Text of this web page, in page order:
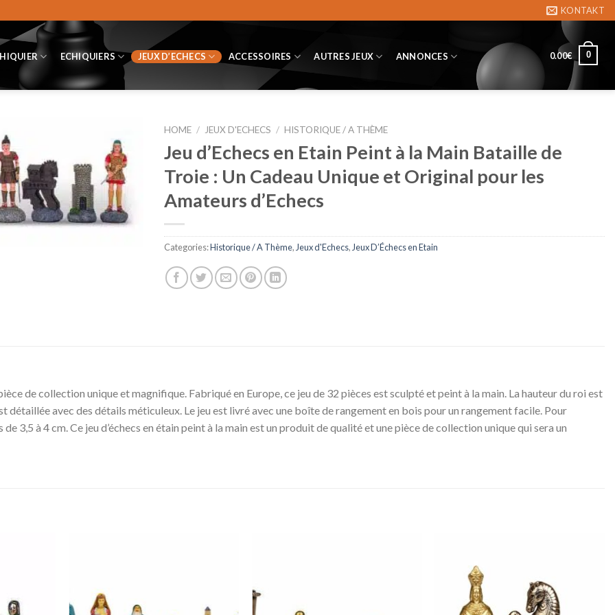
KONTAKT
ECHIQUIERS JEUX D’ECHECS ACCESSOIRES AUTRES JEUX ANNONCES 0.00€ 0
HOME / JEUX D'ECHECS / HISTORIQUE / A THÈME
Jeu d’Echecs en Etain Peint à la Main Bataille de
Troie : Un Cadeau Unique et Original pour les
Amateurs d’Echecs
Categories:Historique / A Thème, Jeux d'Echecs, Jeux D’Échecs en Etain
de collection unique et magnifique. Fabriqué en Europe, ce jeu de 32 pièces est sculpté et peint à la main. La hauteur du roi est
détaillée avec des détails méticuleux. Le jeu est livré avec une boîte de rangement en bois pour un rangement facile. Pour
3,5 à 4 cm. Ce jeu d’échecs en étain peint à la main est un produit de qualité et une pièce de collection unique qui sera un